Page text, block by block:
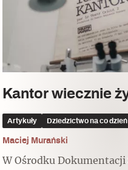
Kantor wiecznie
Artykuły Dziedzictwo na co dzień
Maciej Murański
W Ośrodku Dokumentacji